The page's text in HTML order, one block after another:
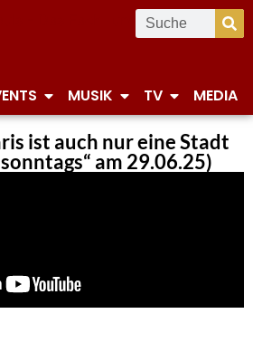
MUSIK TV MEDIA
ist auch nur eine Stadt
am 29.06.25)